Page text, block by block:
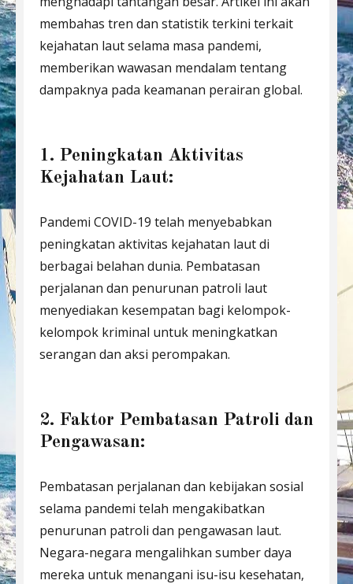
membahas tren dan statistik terkini terkait
kejahatan laut selama masa pandemi,
memberikan wawasan mendalam tentang
dampaknya pada keamanan perairan global.
1. Peningkatan Aktivitas
Kejahatan Laut:
Pandemi COVID-19 telah menyebabkan
peningkatan aktivitas kejahatan laut di
berbagai belahan dunia. Pembatasan
perjalanan dan penurunan patroli laut
menyediakan kesempatan bagi kelompok-
kelompok kriminal untuk meningkatkan
serangan dan aksi perompakan.
2. Faktor Pembatasan Patroli dan
Pengawasan:
Pembatasan perjalanan dan kebijakan sosial
selama pandemi telah mengakibatkan
penurunan patroli dan pengawasan laut.
Negara-negara mengalihkan sumber daya
mereka untuk menangani isu-isu kesehatan,